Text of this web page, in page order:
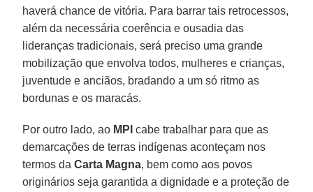
haverá chance de vitória. Para barrar tais retrocessos,
além da necessária coerência e ousadia das
lideranças tradicionais, será preciso uma grande
mobilização que envolva todos, mulheres e crianças,
juventude e anciãos, bradando a um só ritmo as
bordunas e os maracás.
Por outro lado, ao MPI cabe trabalhar para que as
demarcações de terras indígenas aconteçam nos
termos daCarta Magna, bem como aos povos
originários seja garantida a dignidade e a proteção de